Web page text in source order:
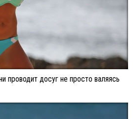
проводит досуг не просто валяясь